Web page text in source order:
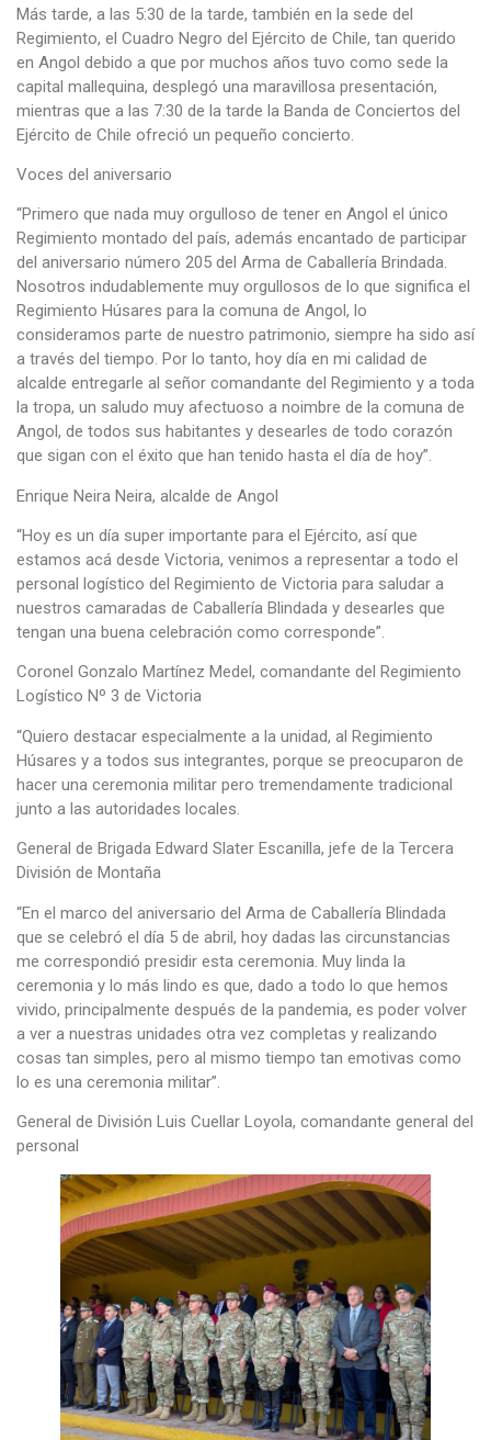
Más tarde, a las 5:30 de la tarde, también en la sede del
Regimiento, el Cuadro Negro del Ejército de Chile, tan querido
en Angol debido a que por muchos años tuvo como sede la
capital mallequina, desplegó una maravillosa presentación,
mientras que a las 7:30 de la tarde la Banda de Conciertos del
Ejército de Chile ofreció un pequeño concierto.
Voces del aniversario
“Primero que nada muy orgulloso de tener en Angol el único
Regimiento montado del país, además encantado de participar
del aniversario número 205 del Arma de Caballería Brindada.
Nosotros indudablemente muy orgullosos de lo que significa el
Regimiento Húsares para la comuna de Angol, lo
consideramos parte de nuestro patrimonio, siempre ha sido así
a través del tiempo. Por lo tanto, hoy día en mi calidad de
alcalde entregarle al señor comandante del Regimiento y a toda
la tropa, un saludo muy afectuoso a noimbre de la comuna de
Angol, de todos sus habitantes y desearles de todo corazón
que sigan con el éxito que han tenido hasta el día de hoy”.
Enrique Neira Neira, alcalde de Angol
“Hoy es un día super importante para el Ejército, así que
estamos acá desde Victoria, venimos a representar a todo el
personal logístico del Regimiento de Victoria para saludar a
nuestros camaradas de Caballería Blindada y desearles que
tengan una buena celebración como corresponde”.
Coronel Gonzalo Martínez Medel, comandante del Regimiento
Logístico Nº 3 de Victoria
“Quiero destacar especialmente a la unidad, al Regimiento
Húsares y a todos sus integrantes, porque se preocuparon de
hacer una ceremonia militar pero tremendamente tradicional
junto a las autoridades locales.
General de Brigada Edward Slater Escanilla, jefe de la Tercera
División de Montaña
“En el marco del aniversario del Arma de Caballería Blindada
que se celebró el día 5 de abril, hoy dadas las circunstancias
me correspondió presidir esta ceremonia. Muy linda la
ceremonia y lo más lindo es que, dado a todo lo que hemos
vivido, principalmente después de la pandemia, es poder volver
a ver a nuestras unidades otra vez completas y realizando
cosas tan simples, pero al mismo tiempo tan emotivas como
lo es una ceremonia militar”.
General de División Luis Cuellar Loyola, comandante general del
personal